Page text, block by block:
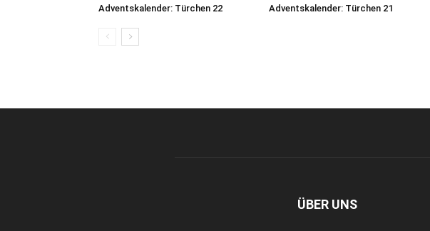
Adventskalender: Türchen 22
Adventskalender: Türchen 21
ÜBER UNS